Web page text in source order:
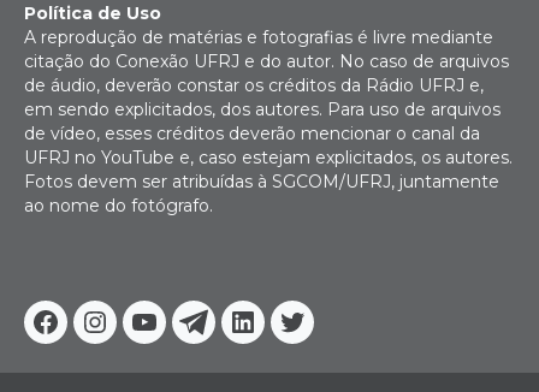
Facebook
Instagram
YoutubeTelegram
Linkedin
Twitter
Política de Uso
A reprodução de matérias e fotografias é livre mediante
citação do Conexão UFRJ e do autor. No caso de arquivos
de áudio, deverão constar os créditos da Rádio UFRJ e,
em sendo explicitados, dos autores. Para uso de arquivos
de vídeo, esses créditos deverão mencionar o canal da
UFRJ no YouTube e, caso estejam explicitados, os autores.
Fotos devem ser atribuídas à SGCOM/UFRJ, juntamente
ao nome do fotógrafo.